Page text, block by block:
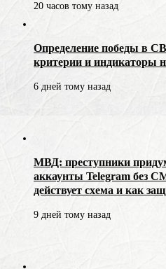
20 часов тому назад
Определение победы в
критерии и индикаторы
6 дней тому назад
МВД: преступники
аккаунты Telegram без
действует схема и как
9 дней тому назад